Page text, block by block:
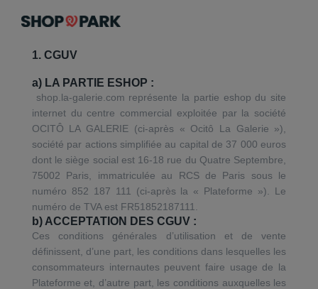
1. CGUV
a) LA PARTIE ESHOP :
shop.la-galerie.com représente la partie eshop du site
internet du centre commercial exploitée par la société
OCITÔ LA GALERIE (ci-après « Ocitô La Galerie »),
société par actions simplifiée au capital de 37 000 euros
dont le siège social est 16-18 rue du Quatre Septembre,
75002 Paris, immatriculée au RCS de Paris sous le
numéro 852 187 111 (ci-après la « Plateforme »). Le
numéro de TVA est FR51852187111.
b) ACCEPTATION DES CGUV :
Ces conditions générales d’utilisation et de vente
définissent, d’une part, les conditions dans lesquelles les
consommateurs internautes peuvent faire usage de la
Plateforme et, d’autre part, les conditions auxquelles les